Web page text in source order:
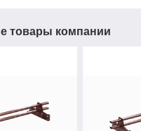
товары компании